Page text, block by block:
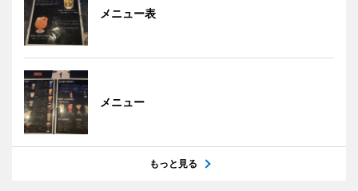
メニュー表
メニュー
もっと見る